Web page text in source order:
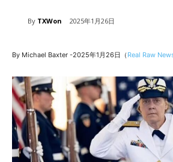
By TXWon 2025年1月26日
By Michael Baxter -2025年1月26日（ Real Raw